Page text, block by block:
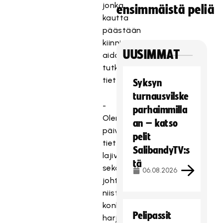
jonka
kautta
päästään
kiinni
aidosti
tutkittuun
tietoon.
-
Olemme
päivittäneet
tietämyksemme
lajivaatimuksista,
sekä
johtaneet
niistä
konkreettisia
harjoitusmalleja.
ensimmäistä peliä
UUSIMMAT
Syksyn
turnausvilske
parhaimmilla
an – katso
pelit
SalibandyTV:s
tä
06.08.2026
Pelipassit